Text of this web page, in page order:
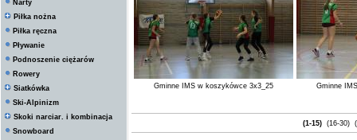
Narty
Piłka nożna
Piłka ręczna
Pływanie
Podnoszenie ciężarów
Rowery
Siatkówka
Ski-Alpinizm
Skoki narciar. i kombinacja
Snowboard
Gminne IMS w koszykówce 3x3_25 Gminne
(1-15) (16-30)